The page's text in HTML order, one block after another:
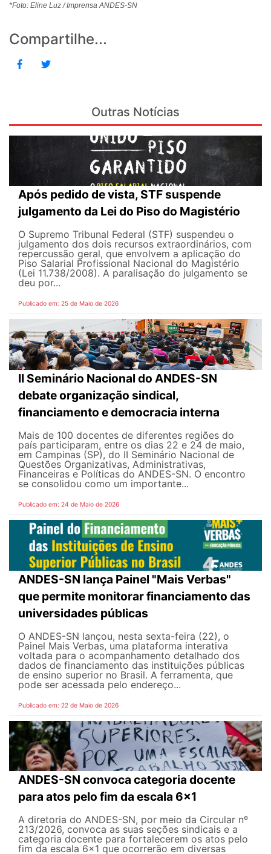
*Foto: Eline Luz / Imprensa ANDES-SN
Compartilhe...
Outras Notícias
Após pedido de vista, STF suspende
julgamento da Lei do Piso do Magistério
O Supremo Tribunal Federal (STF) suspendeu o
julgamento dos dois recursos extraordinários, com
repercussão geral, que envolvem a aplicação do
Piso Salarial Profissional Nacional do Magistério
(Lei 11.738/2008). A paralisação do julgamento se
deu por...
Publicado em: 25 de Maio de 2026
II Seminário Nacional do ANDES-SN
debate organização sindical,
financiamento e democracia interna
Mais de 100 docentes de diferentes regiões do
país participaram, entre os dias 22 e 24 de maio,
em Campinas (SP), do II Seminário Nacional de
Questões Organizativas, Administrativas,
Financeiras e Políticas do ANDES-SN. O encontro
se consolidou como um importante...
Publicado em: 24 de Maio de 2026
ANDES-SN lança Painel "Mais Verbas"
que permite monitorar financiamento das
universidades públicas
O ANDES-SN lançou, nesta sexta-feira (22), o
Painel Mais Verbas, uma plataforma interativa
voltada para o acompanhamento detalhado dos
dados de financiamento das instituições públicas
de ensino superior no Brasil. A ferramenta, que
pode ser acessada pelo endereço...
Publicado em: 22 de Maio de 2026
ANDES-SN convoca categoria docente
para atos pelo fim da escala 6x1
A diretoria do ANDES-SN, por meio da Circular nº
213/2026, convoca as suas seções sindicais e a
categoria docente para fortalecerem os atos pelo
fim da escala 6x1 que ocorrerão em diversas